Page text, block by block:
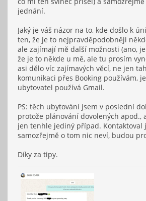
jednání.
Jaký je váš názor na to, kde došlo k
ten, že je to nejpravděpodobněji
ale zajímají mě další možnosti (ano,
že je to někde u mě, ale tu prosím
asi dělo víc zajímavých věcí, ne jen
komunikaci přes Booking používám,
ubytovatel používá Gmail.
PS: těch ubytování jsem v poslední
protože plánování dovolených apod.,
jen tenhle jediný případ. Kontaktoval
samozřejmě o tom nic neví, budou
Díky za tipy.